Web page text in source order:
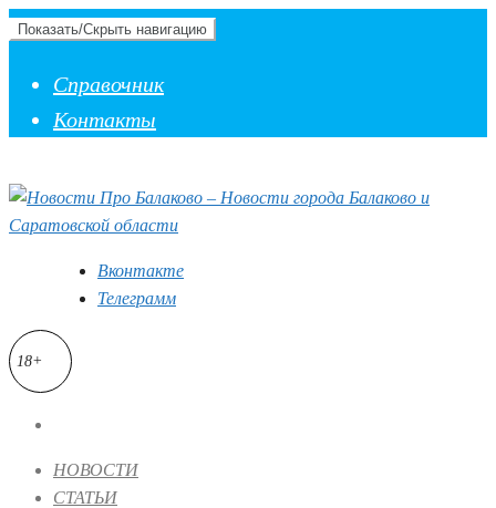
Показать/Скрыть навигацию
Справочник
Контакты
Вконтакте
Телеграмм
18+
НОВОСТИ
СТАТЬИ